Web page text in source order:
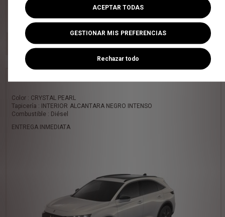
DS STORE VALENCIA
Avda. Tres Cruces, 38 46014 Valencia
Color : CRYSTAL PEARL
Tapicería : INTERIOR ALCANTARA NEGRO INTENSO
Combustible : Diésel
ENTREGA INMEDIATA
GESTIONAR MIS PREFERENCIAS
ACEPTAR TODAS
Rechazar todo